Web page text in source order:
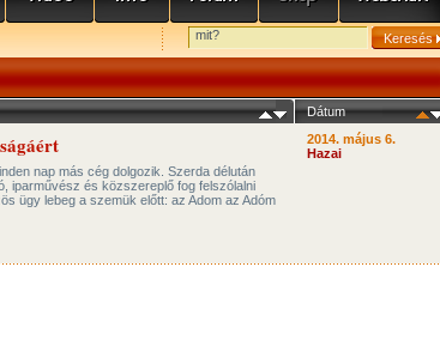
Dátum
nap más cég dolgozik. Szerda délután
iparművész és közszereplő fog felszólalni
ügy lebeg a szemük előtt: az Adom az Adóm
2014. május 6.
Hazai